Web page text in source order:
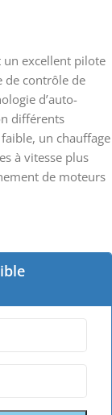
un excellent pilote
de contrôle de
d’auto-
différents
un chauffage
à vitesse plus
de moteurs